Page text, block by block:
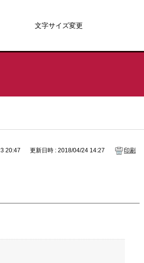
文字サイズ変更
20:47 更新日時 : 2018/04/24 14:27 印刷